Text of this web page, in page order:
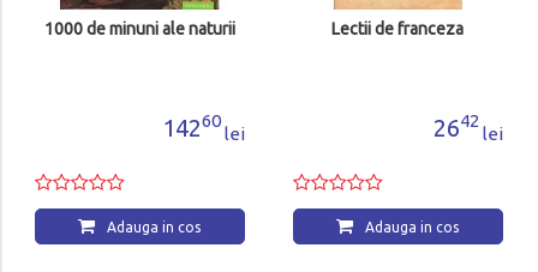
1000 de minuni ale naturii
14260
lei
Adauga in cos
Lectii de franceza
2642
lei
Adauga in cos